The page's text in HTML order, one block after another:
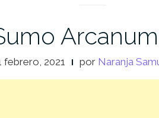
Arcanum
febrero, 2021 por Naranja